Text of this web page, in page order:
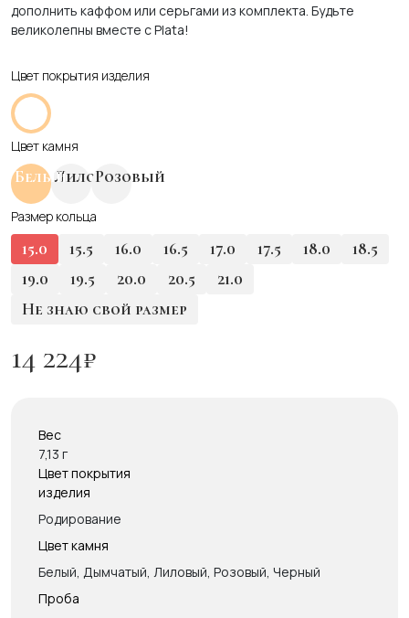
дополнить каффом или серьгами из комплекта. Будьте
великолепны вместе с Plata!
Цвет покрытия изделия
Цвет камня
БелыйЛиловыйРозовый
Размер кольца
15.0 15.5 16.0 16.5 17.0 17.5 18.0
18.5
19.0
19.5 20.0 20.5
21.0
Не знаю свой размер
14 224₽
Вес
7,13 г
Цвет покрытия
изделия
Родирование
Цвет камня
Белый, Дымчатый, Лиловый, Розовый, Черный
Проба